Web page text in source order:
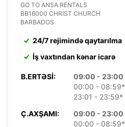
GO TO ANSA RENTALS
BB16000 CHRIST CHURCH
BARBADOS
24/7 rejimində qaytarılma
İş vaxtından kənar icarə
B.ERTƏSI:
09:00 - 23:00
00:00 - 08:59*
23:01 - 23:59*
Ç.AXŞAMI:
09:00 - 23:00
00:00 - 08:59*